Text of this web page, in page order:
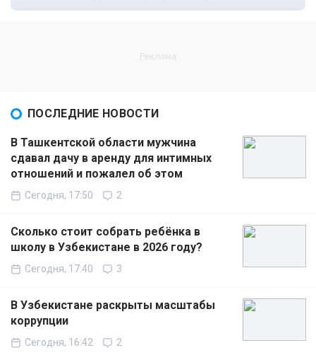
ПОСЛЕДНИЕ НОВОСТИ
В Ташкентской области мужчина
сдавал дачу в аренду для интимных
отношений и пожалел об этом
Сегодня, 17:50 2
Сколько стоит собрать ребёнка в
школу в Узбекистане в 2026 году?
Сегодня, 17:40 3
В Узбекистане раскрыты масштабы
коррупции
Сегодня, 16:42 2